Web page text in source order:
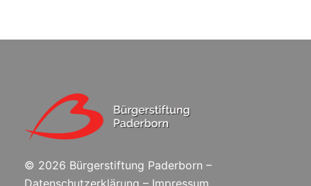
© 2026 Bürgerstiftung Paderborn –
Datenschutzerklärung – Impressum